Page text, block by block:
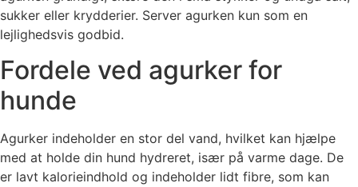
sukker eller krydderier. Server agurken kun som en
lejlighedsvis godbid.
Fordele ved agurker for
hunde
Agurker indeholder en stor del vand, hvilket kan hjælpe
med at holde din hund hydreret, især på varme dage. De
er lavt kalorieindhold og indeholder lidt fibre, som kan